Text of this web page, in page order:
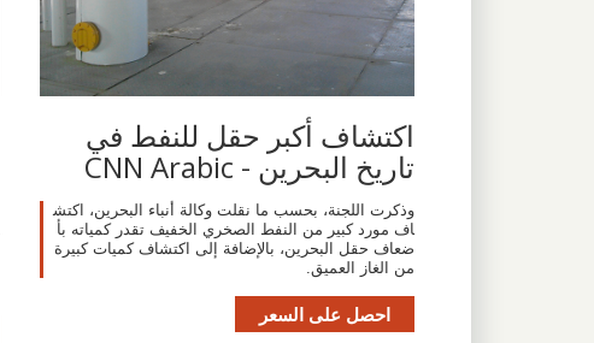
اكتشاف أكبر حقل للنفط في
تاريخ البحرين - CNN Arabic
وذكرت اللجنة، بحسب ما نقلت وكالة أنباء البحرين، اكتش
اف مورد كبير من النفط الصخري الخفيف تقدر كمياته بأ
ضعاف حقل البحرين، بالإضافة إلى اكتشاف كميات كبيرة
من الغاز العميق.
احصل على السعر